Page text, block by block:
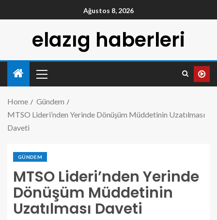
Ağustos 8, 2026
elazıg haberleri
Home
Gündem
MTSO Lideri’nden Yerinde Dönüşüm Müddetinin Uzatılması
Daveti
GÜNDEM
MTSO Lideri’nden Yerinde
Dönüşüm Müddetinin
Uzatılması Daveti